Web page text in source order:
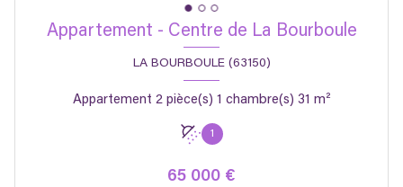
Appartement - Centre de La Bourboule
LA BOURBOULE (63150)
Appartement 2 pièce(s) 1 chambre(s) 31 m²
1
65 000 €